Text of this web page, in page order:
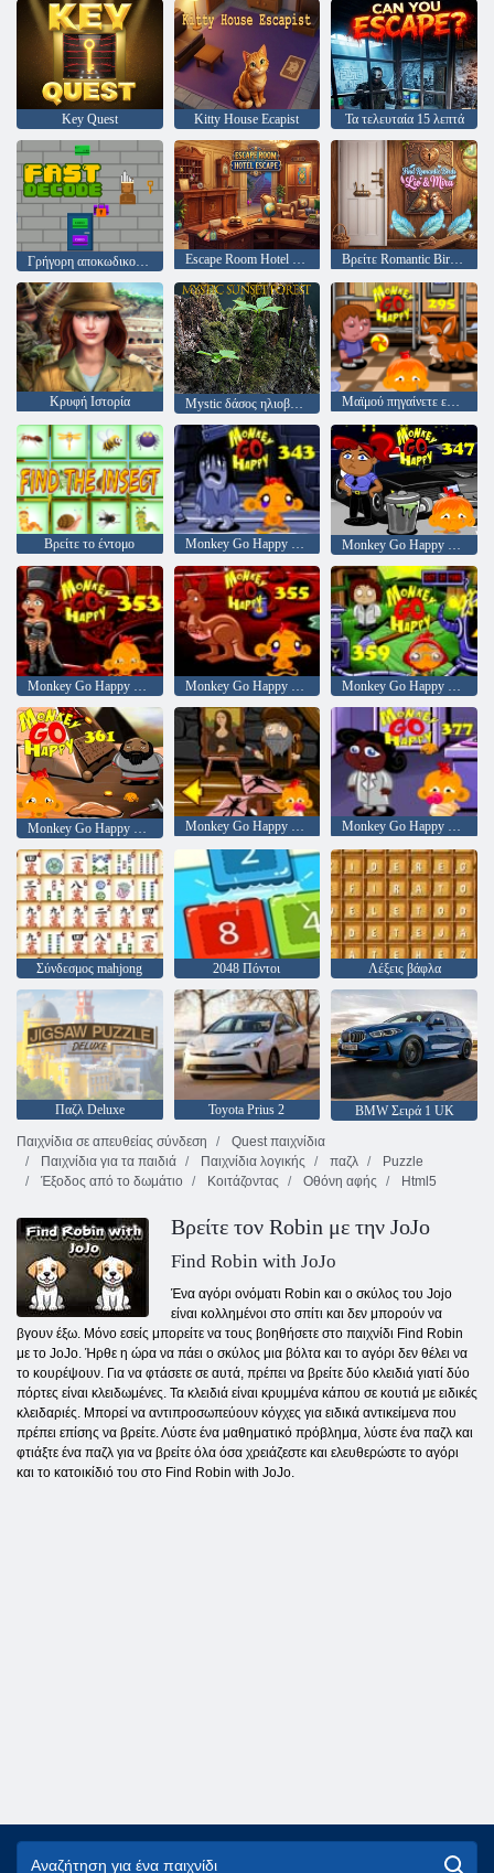
Key Quest Kitty House Ecapist Τα τελευταία 15 λεπτά
Escape Room Hotel Escape Βρείτε Romantic Birds Lio & Mira
Κρυφή Ιστορία Mystic δάσος ηλιοβασίλεμα Μαϊμού πηγαίνετε ευτυχισμένο στάδιο 295
Βρείτε το έντομο Monkey Go Happy Stage 343, Monkey Go Happy Stage 347
Monkey Go Happy Stage 353 Monkey Go Happy Stage 355 Monkey Go Happy Stage 359
Monkey Go Happy Stage 371 Monkey Go Happy Stage 377
Σύνδεσμος mahjong 2048 Πόντοι Λέξεις βάφλα
Παζλ Deluxe Toyota Prius 2
BMW Σειρά 1 UK
Παιχνίδια σε απευθείας σύνδεση
Quest παιχνίδια
Παιχνίδια για τα παιδιά
Παιχνίδια λογικής παζλ
Puzzle
Έξοδος από το δωμάτιο
Κοιτάζοντας Οθόνη αφής Html5
Βρείτε τον Robin με την JoJo
Find Robin with JoJo
Ένα αγόρι ονόματι Robin και ο σκύλος του Jojo
είναι κολλημένοι στο σπίτι και δεν μπορούν να
βγουν έξω. Μόνο εσείς μπορείτε να τους βοηθήσετε στο παιχνίδι Find Robin
με το JoJo. Ήρθε η ώρα να πάει ο σκύλος μια βόλτα και το αγόρι δεν θέλει να
το κουρέψουν. Για να φτάσετε σε αυτά, πρέπει να βρείτε δύο κλειδιά γιατί δύο
πόρτες είναι κλειδωμένες. Τα κλειδιά είναι κρυμμένα κάπου σε κουτιά με ειδικές
κλειδαριές. Μπορεί να αντιπροσωπεύουν κόγχες για ειδικά αντικείμενα που
πρέπει επίσης να βρείτε. Λύστε ένα μαθηματικό πρόβλημα, λύστε ένα παζλ και
φτιάξτε ένα παζλ για να βρείτε όλα όσα χρειάζεστε και ελευθερώστε το αγόρι
και το κατοικίδιό του στο Find Robin with JoJo.